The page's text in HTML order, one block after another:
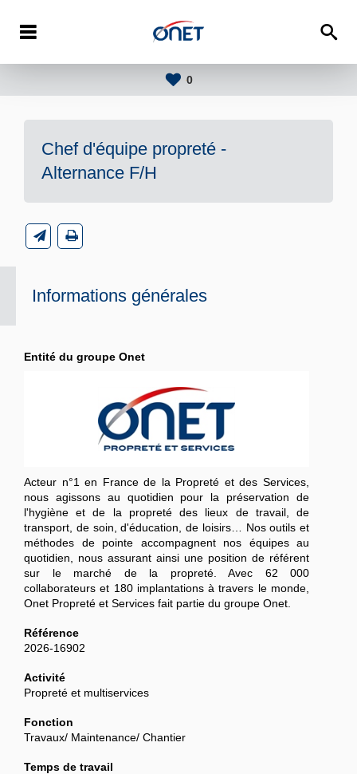
0
Chef d'équipe propreté -
Alternance F/H
Informations générales
Entité du groupe Onet
Acteur n°1 en France de la Propreté et des Services,
nous agissons au quotidien pour la préservation de
l'hygiène et de la propreté des lieux de travail, de
transport, de soin, d'éducation, de loisirs… Nos outils et
méthodes de pointe accompagnent nos équipes au
quotidien, nous assurant ainsi une position de référent
sur le marché de la propreté. Avec 62 000
collaborateurs et 180 implantations à travers le monde,
Onet Propreté et Services fait partie du groupe Onet.
Référence
2026-16902
Activité
Propreté et multiservices
Fonction
Travaux/ Maintenance/ Chantier
Temps de travail